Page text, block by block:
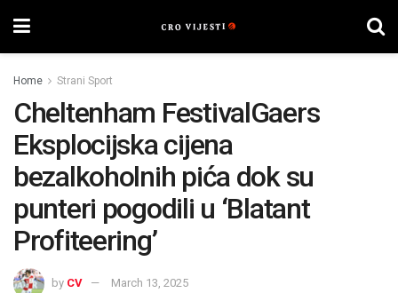
Home Strani Sport
Cheltenham FestivalGaers
Eksplocijska cijena
bezalkoholnih pića dok su
punteri pogodili u ‘Blatant
Profiteering’
by CV March 13, 2025